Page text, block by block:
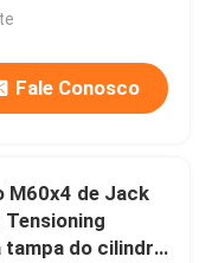
Fale Conosco
M60x4 de Jack
tampa do cilindro